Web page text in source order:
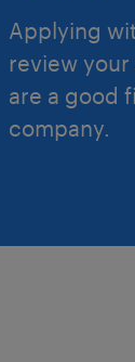
Applying
review
are a good
company.